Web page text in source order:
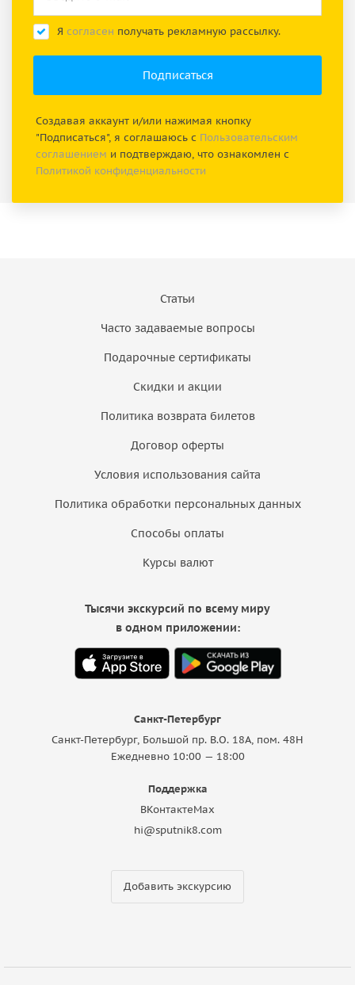
Я согласен получать рекламную рассылку.
Создавая аккаунт и/или нажимая кнопку
"Подписаться", я соглашаюсь с Пользовательским
соглашением и подтверждаю, что ознакомлен с
Политикой конфиденциальности
Статьи
Часто задаваемые вопросы
Подарочные сертификаты
Скидки и акции
Политика возврата билетов
Договор оферты
Условия использования сайта
Политика обработки персональных данных
Способы оплаты
Курсы валют
Санкт-Петербург
Санкт-Петербург, Большой пр. В.О. 18A, пом. 48Н
Ежедневно 10:00 — 18:00
Поддержка
ВКонтактеMax
hi@sputnik8.com
Добавить экскурсию
Тысячи экскурсий по всему миру
в одном приложении: